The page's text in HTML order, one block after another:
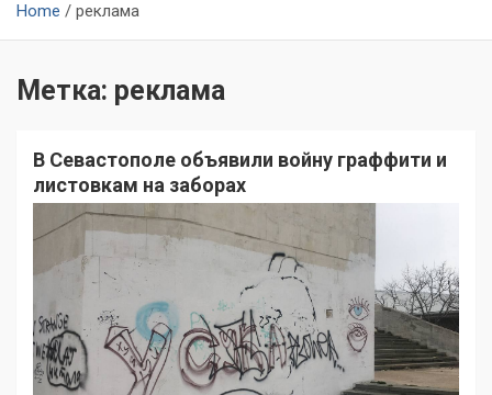
Home реклама
Метка: реклама
В Севастополе объявили войну граффити и
листовкам на заборах